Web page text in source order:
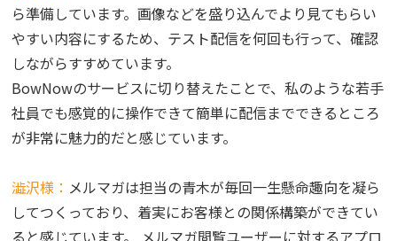
ら準備しています。画像などを盛り込んでより見てもらい
やすい内容にするため、テスト配信を何回も行って、確認
しながらすすめています。
BowNowのサービスに切り替えたことで、私のような若手
社員でも感覚的に操作できて簡単に配信までできるところ
が非常に魅力的だと感じています。
澁沢様： メルマガは担当の青木が毎回一生懸命趣向を凝ら
してつくっており、着実にお客様との関係構築ができてい
ると感じています。 メルマガ閲覧ユーザーに対するアプロ